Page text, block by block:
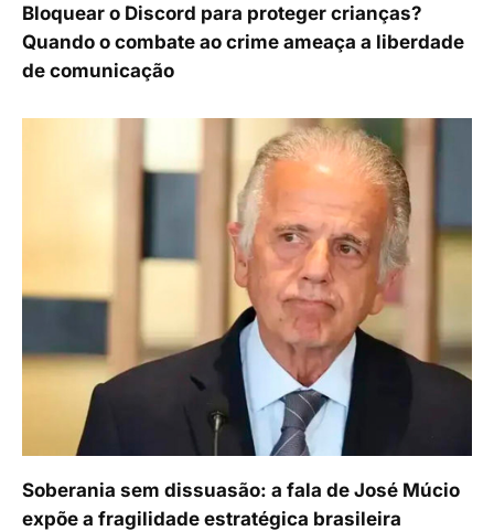
Bloquear o Discord para proteger crianças?
Quando o combate ao crime ameaça a liberdade
de comunicação
Soberania sem dissuasão: a fala de José Múcio
expõe a fragilidade estratégica brasileira